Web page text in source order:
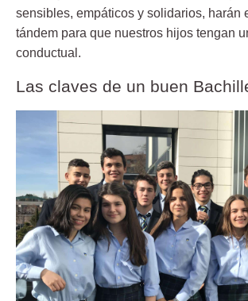
sensibles, empáticos y solidarios, harán
tándem para que nuestros hijos tengan
conductual.
Las claves de un buen